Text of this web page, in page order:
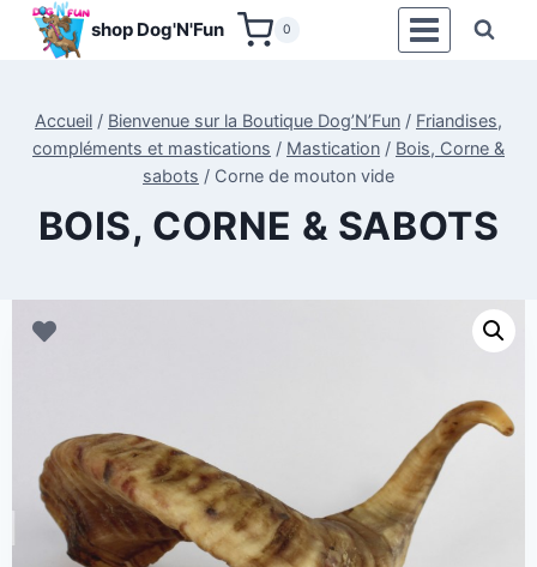
Aller
shop Dog'N'Fun 0
Accueil / Bienvenue sur la Boutique Dog’N’Fun / Friandises,
compléments et mastications / Mastication / Bois, Corne &
sabots / Corne de mouton vide
BOIS, CORNE & SABOTS